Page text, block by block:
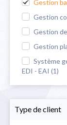
Gestion
Gestion
Gestion
Gestion
Système
EDI - EAI (1)
Type de client